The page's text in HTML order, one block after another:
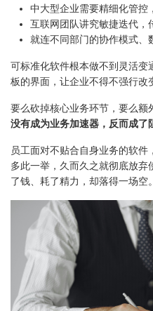
中大型企业需要精细化管控
互联网团队讲究敏捷迭代，
就连不同部门的协作模式、
可标准化软件根本做不到灵活
板的界面，让企业不得不强行改
要么砍掉核心业务环节，要么额
没有成为业务加速器，反而成了
员工面对不贴合自身业务的软
多此一举，久而久之就彻底放
了钱、耗了精力，却落得一场空。